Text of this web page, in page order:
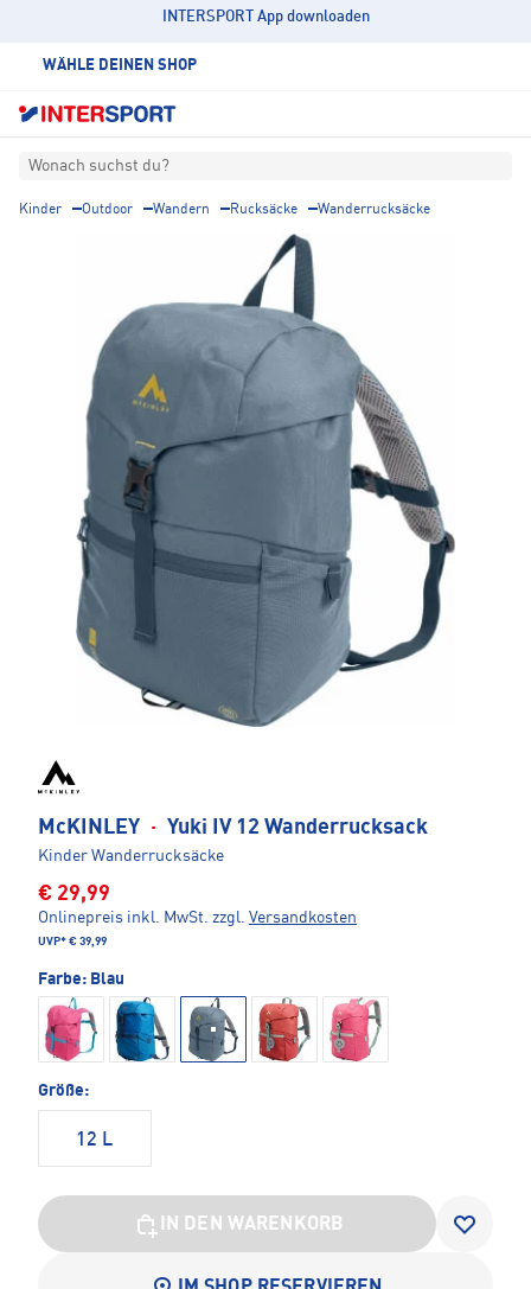
INTERSPORT App downloaden
WÄHLE DEINEN SHOP
Wonach suchst du?
Kinder Outdoor Wandern Rucksäcke Wanderrucksäcke
McKINLEY · Yuki IV 12 Wanderrucksack
Kinder Wanderrucksäcke
€ 29,99
Onlinepreis inkl. MwSt. zzgl. Versandkosten
UVP* € 39,99
Farbe: Blau
Größe:
12 L
IN DEN WARENKORB